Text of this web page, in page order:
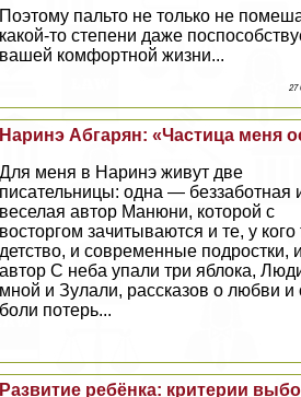
Поэтому пальто не только не
какой-то степени даже
вашей комфортной жизни...
27
Наринэ Абгарян: «Частица меня
Для меня в Наринэ живут две
писательницы: одна — беззаботная
веселая автор Манюни, которой с
восторгом зачитываются и те, у
детство, и современные подростки,
автор С неба упали три яблока,
мной и Зулали, рассказов о любви и
боли потерь...
Развитие ребёнка: критерии